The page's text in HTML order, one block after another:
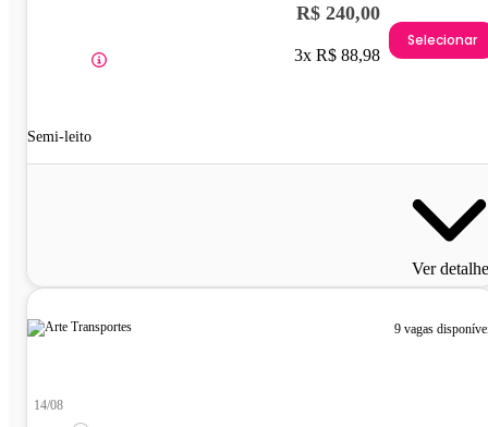
Semi-leito
R$ 240,00
3x R$ 88,98
Selecionar
Ver
9 vagas
14/08